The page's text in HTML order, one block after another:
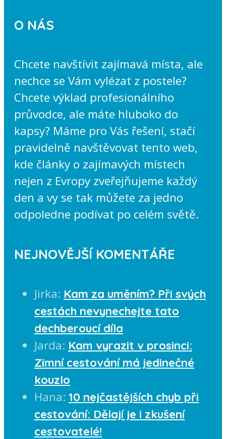
O NÁS
Chcete navštívit zajímavá místa, ale
nechce se Vám vylézat z postele?
Chcete výklad profesionálního
průvodce, ale máte hluboko do
kapsy? Máme pro Vás řešení, stačí
pravidelně navštěvovat tento web,
kde články o zajímavých místech
nejen z Evropy zveřejňujeme každý
den a vy se tak můžete za jedno
odpoledne podívat po celém světě.
NEJNOVĚJŠÍ KOMENTÁŘE
Jirka: Kam za uměním? Při svých
cestách nevynechejte tato
dechberoucí díla
Jarda: Kam vyrazit v prosinci:
Zimní cestování má jedinečné
kouzlo
Hana: 10 nejčastějších chyb při
cestování: Dělají je i zkušení
cestovatelé!